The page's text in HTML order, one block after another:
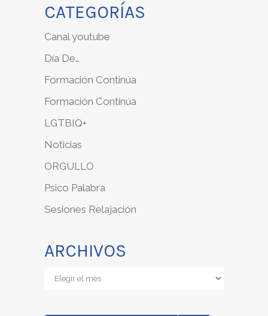
CATEGORÍAS
Canal youtube
Día De…
Formación Continúa
Formación Continúa
LGTBIQ+
Noticias
ORGULLO
Psico Palabra
Sesiones Relajación
ARCHIVOS
Archivos